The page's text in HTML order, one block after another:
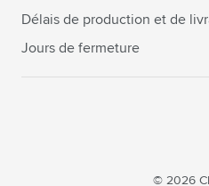
Délais de production et de
Jours de fermeture
© 2026